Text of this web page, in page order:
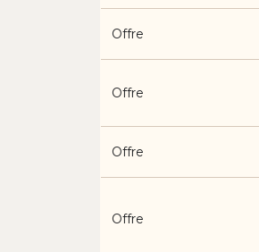
Offre
Offre
Offre
Offre